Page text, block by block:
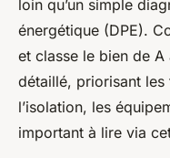
loin qu’un simple
énergétique (DPE).
et classe le bien de
détaillé, priorisant
l’isolation, les
important à lire via